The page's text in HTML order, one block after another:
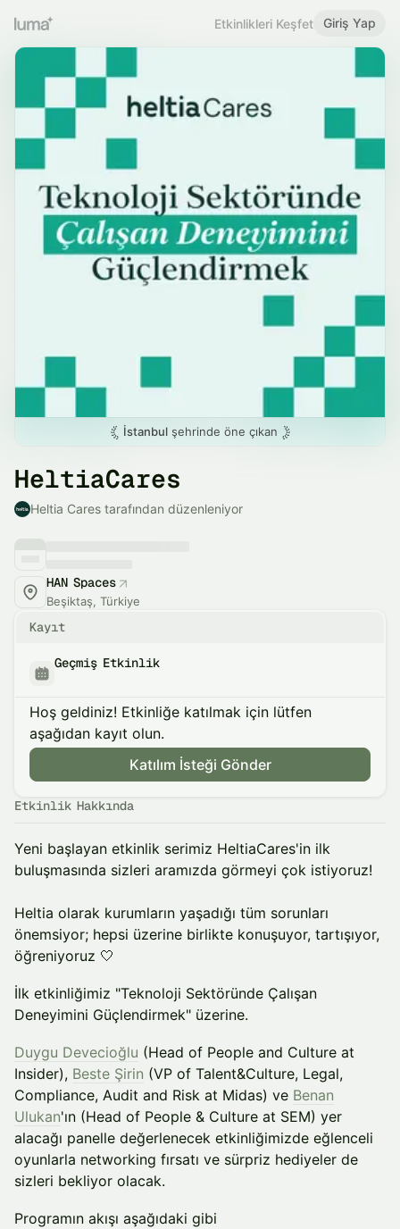
Etkinlikleri Keşfet Giriş Yap
İstanbulşehrinde öne çıkan
HeltiaCares
Heltia Cares tarafından düzenleniyor
HAN Spaces
Beşiktaş, Türkiye
Kayıt
Geçmiş Etkinlik
Hoş geldiniz! Etkinliğe katılmak için lütfen
aşağıdan kayıt olun.
Katılım İsteği Gönder
Etkinlik Hakkında
Yeni başlayan etkinlik serimiz HeltiaCares'in ilk
buluşmasında sizleri aramızda görmeyi çok istiyoruz!
Heltia olarak kurumların yaşadığı tüm sorunları
önemsiyor; hepsi üzerine birlikte konuşuyor, tartışıyor,
öğreniyoruz 🤍
İlk etkinliğimiz "Teknoloji Sektöründe Çalışan
Deneyimini Güçlendirmek" üzerine.
Duygu Devecioğlu (Head of People and Culture at
Insider), Beste Şirin (VP of Talent&Culture, Legal,
Compliance, Audit and Risk at Midas) ve Benan
Ulukan'ın (Head of People & Culture at SEM) yer
alacağı panelle değerlenecek etkinliğimizde eğlenceli
oyunlarla networking fırsatı ve sürpriz hediyeler de
sizleri bekliyor olacak.
Programın akışı aşağıdaki gibi